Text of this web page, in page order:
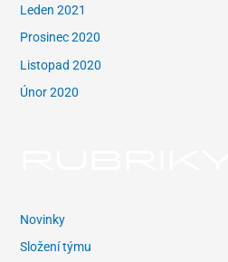
Leden 2021
Prosinec 2020
Listopad 2020
Únor 2020
Novinky
Složení týmu